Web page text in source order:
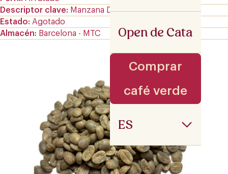
Open de Cata
Comprar
café verde
ES
Descriptor clave
Manzana Dorada
Estado
Agotado
Almacén
Barcelona - MTC